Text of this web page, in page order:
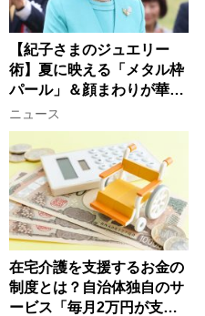
【紀子さまのジュエリー
術】夏に映える「メタル枠
パール」＆顔まわりが華や
ぐ「揺れる一粒」の使い分
け方
ニュース
在宅介護を支援するお金の
制度とは？自治体独自のサ
ービス「毎月2万円が支給